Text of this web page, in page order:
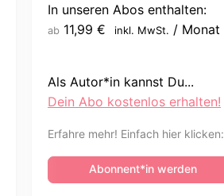
In unseren Abos enthalten:
ab 11,99 € inkl. MwSt. / Monat
Als Autor*in kannst Du...
Dein Abo kostenlos erhalten!
Erfahre mehr! Einfach hier klicken:
Abonnent*in werden